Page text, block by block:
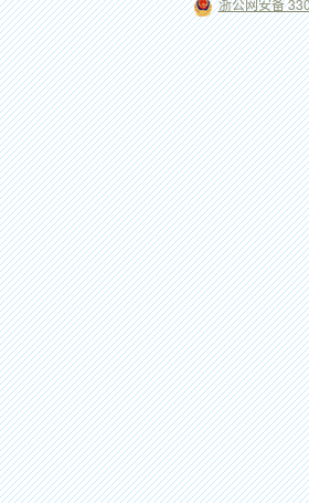
浙公网安备